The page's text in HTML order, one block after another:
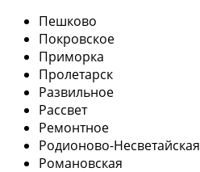
Пешково
Покровское
Приморка
Пролетарск
Развильное
Рассвет
Ремонтное
Родионово-Несветайская
Романовская